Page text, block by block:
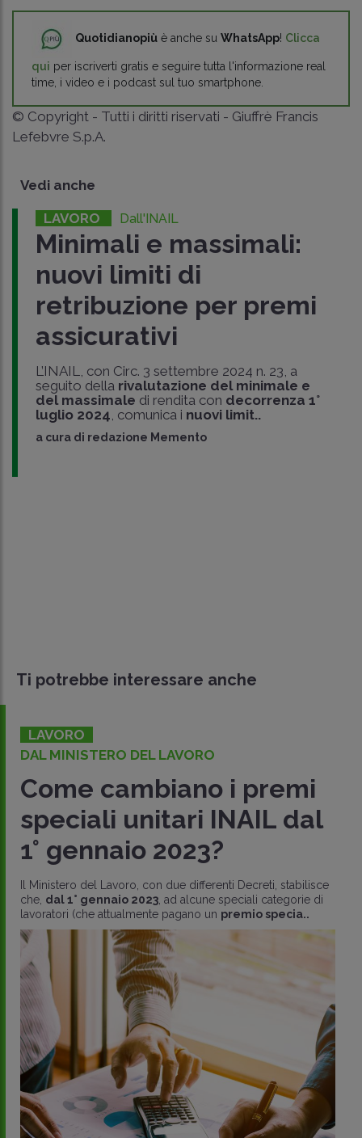
Quotidianopiù è anche su WhatsApp! Clicca
qui per iscriverti gratis e seguire tutta l'informazione real
time, i video e i podcast sul tuo smartphone.
© Copyright - Tutti i diritti riservati - Giuffrè Francis
Lefebvre S.p.A.
Vedi anche
LAVORO Dall'INAIL
Minimali e massimali:
nuovi limiti di
retribuzione per premi
assicurativi
L’INAIL, con Circ. 3 settembre 2024 n. 23, a
seguito della rivalutazione del minimale e
del massimale di rendita con decorrenza 1°
luglio 2024 , comunica i nuovi limit..
a cura di redazione Memento
Ti potrebbe interessare anche
LAVORO
DAL MINISTERO DEL LAVORO
Come cambiano i premi
speciali unitari INAIL dal
1° gennaio 2023?
Il Ministero del Lavoro, con due differenti Decreti, stabilisce
che, dal 1° gennaio 2023 , ad alcune speciali categorie di
lavoratori (che attualmente pagano un premio specia..